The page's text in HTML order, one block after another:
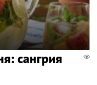
сангрия